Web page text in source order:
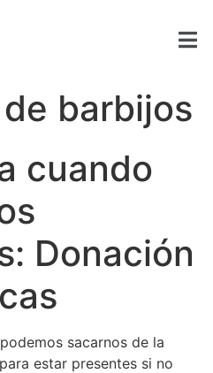
barbijos
cuando
Donación
sacarnos de la
estar presentes si no